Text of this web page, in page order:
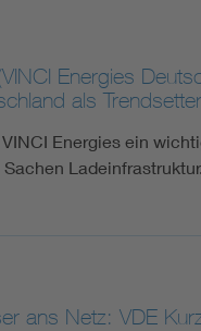
Energies
als
Energies ein
ans Netz: VDE